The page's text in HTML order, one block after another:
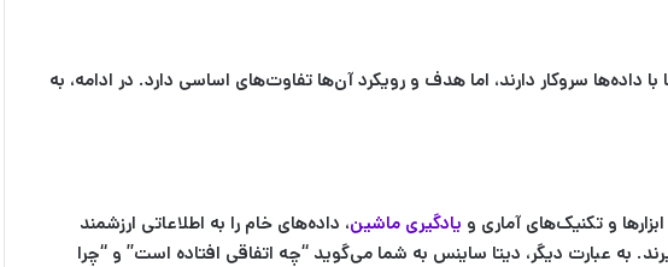
داده‌ها سروکار دارند، اما هدف و رویکرد آن‌ها تفاوت‌های اساسی دارد. در ادامه، به
و تکنیک‌های آماری و یادگیری ماشین، داده‌های خام را به اطلاعاتی ارزشمند
به عبارت دیگر، دیتا ساینس به شما می‌گوید “چه اتفاقی افتاده است” و “چرا